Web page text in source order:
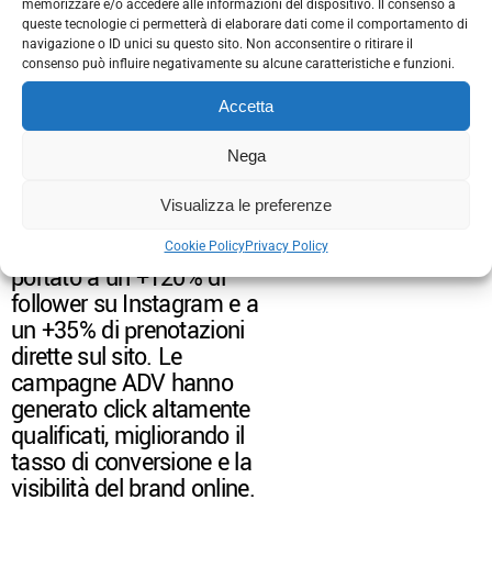
memorizzare e/o accedere alle informazioni del dispositivo. Il consenso a
queste tecnologie ci permetterà di elaborare dati come il comportamento di
navigazione o ID unici su questo sito. Non acconsentire o ritirare il
consenso può influire negativamente su alcune caratteristiche e funzioni.
Accetta
Nega
Visualizza le preferenze
Cookie PolicyPrivacy Policy
RISULTATI
In soli sei mesi, le strategie
storytelling visivo hanno
portato a un +120% di
follower su Instagram e a
un +35% di prenotazioni
dirette sul sito. Le
campagne ADV hanno
generato click altamente
qualificati, migliorando il
tasso di conversione e la
visibilità del brand online.